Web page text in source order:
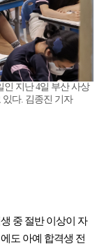
인 지난 4일 부산 사상
다. 김종진 기자
중 절반 이상이 자
도 아예 합격생 전